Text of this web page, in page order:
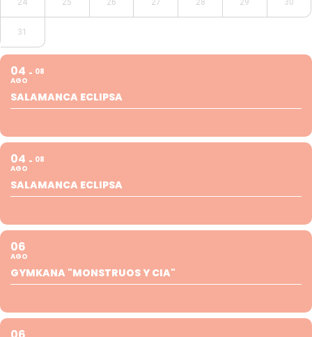
24 25 26 27 28 29 30
31
04
AGO
08
SALAMANCA ECLIPSA
04
AGO
08
SALAMANCA ECLIPSA
06
AGO
GYMKANA "MONSTRUOS Y CIA"